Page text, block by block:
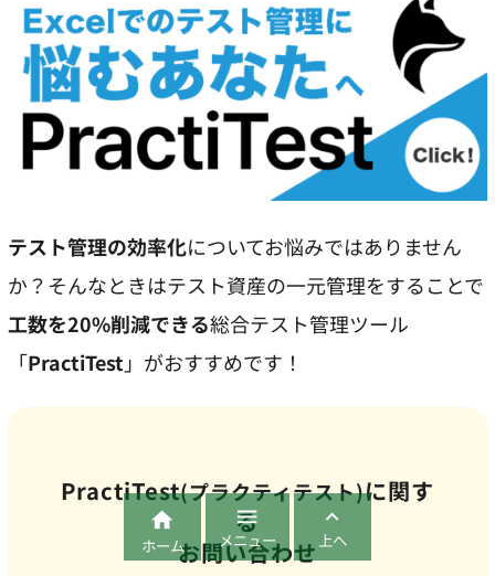
テスト管理の効率化についてお悩みではありません
か？そんなときはテスト資産の一元管理をすることで
工数を20%削減できる総合テスト管理ツール
「PractiTest 」がおすすめです！
PractiTest(プラクティテスト)に関す
る
お問い合わせ

ホーム

メニュー

上へ